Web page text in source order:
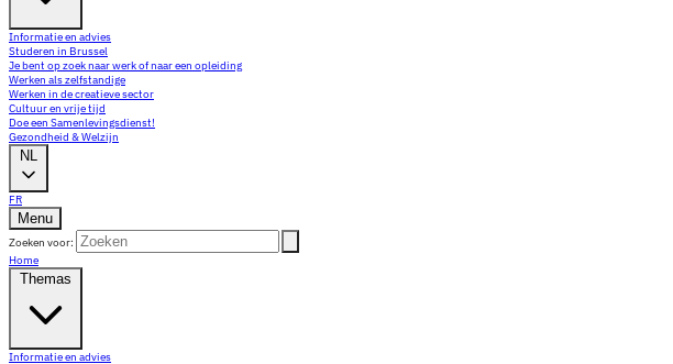
Informatie en advies
Studeren in Brussel
Je bent op zoek naar werk of naar een opleiding
Werken als zelfstandige
Werken in de creatieve sector
Cultuur en vrije tijd
Doe een Samenlevingsdienst!
Gezondheid & Welzijn
NL
FR
Menu
Zoeken voor:
Home
Themas
Informatie en advies